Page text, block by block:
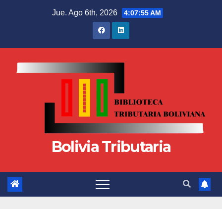
Jue. Ago 6th, 2026 4:07:56 AM
Bolivia Tributaria